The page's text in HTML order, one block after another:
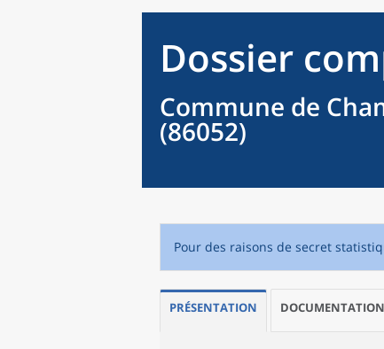
Dossier
Commune de
(86052)
Pour des raisons de secret
PRÉSENTATION DOCUMENTATION